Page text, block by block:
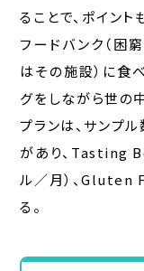
ることで、ポイン
フードバンク（困
はその施設）に食
グをしながら世の
プランは、サンプ
があり、Tasting
ル／月）、Gluten
る。